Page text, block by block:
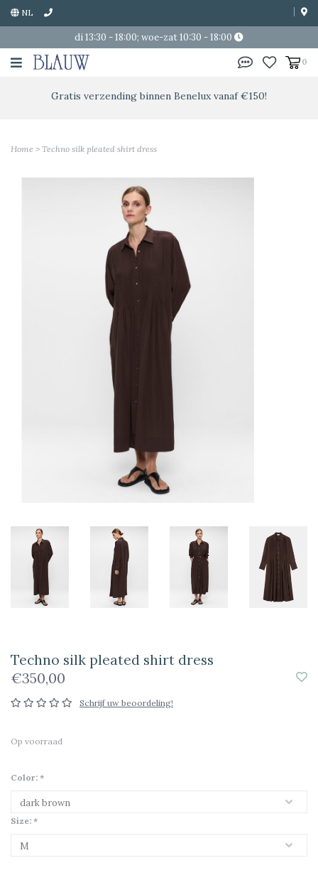
NL
di 13:30 - 18:00; woe-zat 10:30 - 18:00
0
Gratis verzending binnen Benelux vanaf €150!
Home > Techno silk pleated shirt dress
Techno silk pleated shirt dress
€350,00
Schrijf uw beoordeling!
Op voorraad
Color: *
Size: *